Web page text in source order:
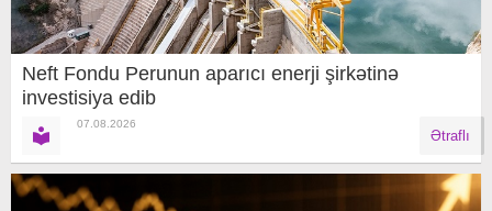
Neft Fondu Perunun aparıcı enerji şirkətinə
investisiya edib
07.08.2026
Ətraflı